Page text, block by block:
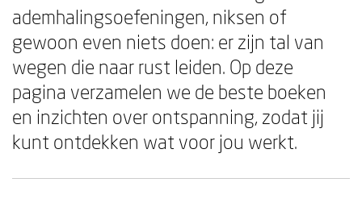
ademhalingsoefeningen, niksen of
gewoon even niets doen: er zijn tal van
wegen die naar rust leiden. Op deze
pagina verzamelen we de beste boeken
en inzichten over ontspanning, zodat jij
kunt ontdekken wat voor jou werkt.